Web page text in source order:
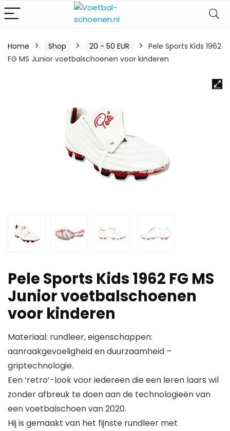
Home Shop 20 - 50 EUR
Pele Sports Kids 1962
FG MS Junior voetbalschoenen voor kinderen
Pele Sports Kids 1962 FG MS
Junior voetbalschoenen
voor kinderen
Materiaal: rundleer, eigenschappen:
aanraakgevoeligheid en duurzaamheid –
griptechnologie.
Een ‘retro’-look voor iedereen die een leren laars wil
zonder afbreuk te doen aan de technologieën van
een voetbalschoen van 2020.
Hij is gemaakt van het fijnste rundleer met